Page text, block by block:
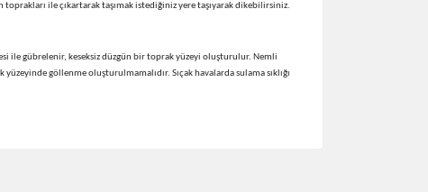
ile çıkartarak taşımak istediğiniz yere taşıyarak dikebilirsiniz.
ile gübrelenir, keseksiz düzgün bir toprak yüzeyi oluşturulur. Nemli
göllenme oluşturulmamalıdır. Sıçak havalarda sulama sıklığı